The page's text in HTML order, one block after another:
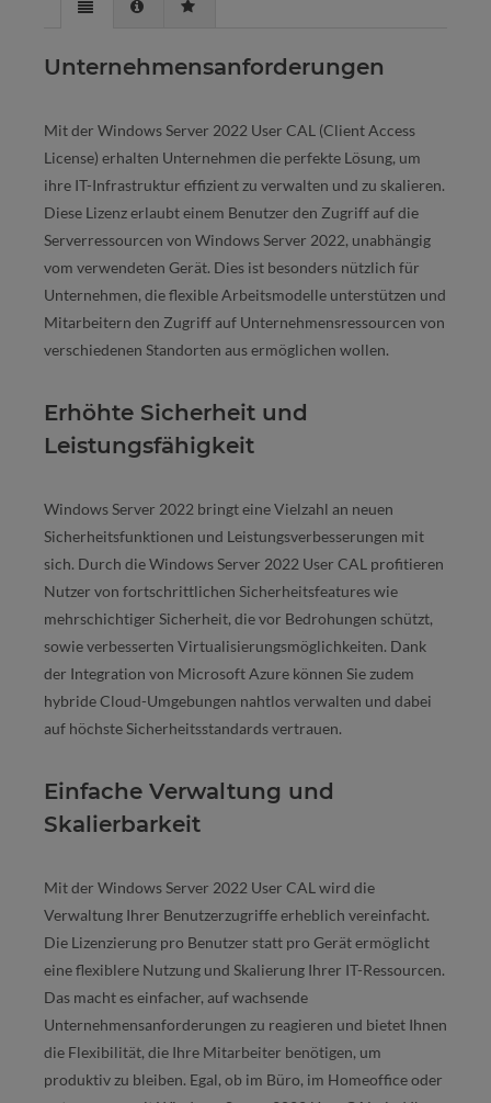
Unternehmensanforderungen
Mit der Windows Server 2022 User CAL (Client Access
License) erhalten Unternehmen die perfekte Lösung, um
ihre IT-Infrastruktur effizient zu verwalten und zu skalieren.
Diese Lizenz erlaubt einem Benutzer den Zugriff auf die
Serverressourcen von Windows Server 2022, unabhängig
vom verwendeten Gerät. Dies ist besonders nützlich für
Unternehmen, die flexible Arbeitsmodelle unterstützen und
Mitarbeitern den Zugriff auf Unternehmensressourcen von
verschiedenen Standorten aus ermöglichen wollen.
Erhöhte Sicherheit und
Leistungsfähigkeit
Windows Server 2022 bringt eine Vielzahl an neuen
Sicherheitsfunktionen und Leistungsverbesserungen mit
sich. Durch die Windows Server 2022 User CAL profitieren
Nutzer von fortschrittlichen Sicherheitsfeatures wie
mehrschichtiger Sicherheit, die vor Bedrohungen schützt,
sowie verbesserten Virtualisierungsmöglichkeiten. Dank
der Integration von Microsoft Azure können Sie zudem
hybride Cloud-Umgebungen nahtlos verwalten und dabei
auf höchste Sicherheitsstandards vertrauen.
Einfache Verwaltung und
Skalierbarkeit
Mit der Windows Server 2022 User CAL wird die
Verwaltung Ihrer Benutzerzugriffe erheblich vereinfacht.
Die Lizenzierung pro Benutzer statt pro Gerät ermöglicht
eine flexiblere Nutzung und Skalierung Ihrer IT-Ressourcen.
Das macht es einfacher, auf wachsende
Unternehmensanforderungen zu reagieren und bietet Ihnen
die Flexibilität, die Ihre Mitarbeiter benötigen, um
produktiv zu bleiben. Egal, ob im Büro, im Homeoffice oder